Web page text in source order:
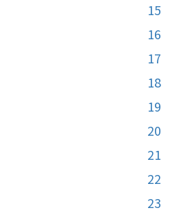
15
16
17
18
19
20
21
22
23